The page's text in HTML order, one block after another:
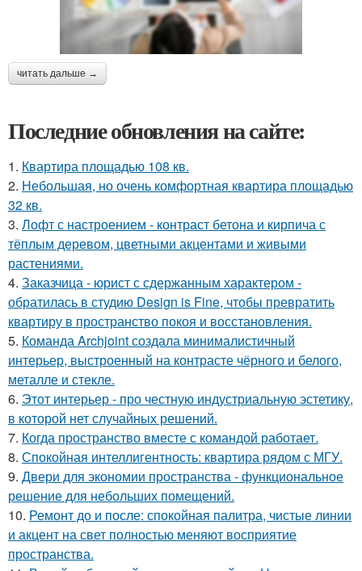
читать дальше →
Последние обновления на сайте:
1. Квартира площадью 108 кв.
2. Небольшая, но очень комфортная квартира площадью
32 кв.
3. Лофт с настроением - контраст бетона и кирпича с
тёплым деревом, цветными акцентами и живыми
растениями.
4. Заказчица - юрист с сдержанным характером -
обратилась в студию Design is Fine, чтобы превратить
квартиру в пространство покоя и восстановления.
5. Команда Archjoint создала минималистичный
интерьер, выстроенный на контрасте чёрного и белого,
металле и стекле.
6. Этот интерьер - про честную индустриальную эстетику,
в которой нет случайных решений.
7. Когда пространство вместе с командой работает.
8. Спокойная интеллигентность: квартира рядом с МГУ.
9. Двери для экономии пространства - функциональное
решение для небольших помещений.
10. Ремонт до и после: спокойная палитра, чистые линии
и акцент на свет полностью меняют восприятие
пространства.